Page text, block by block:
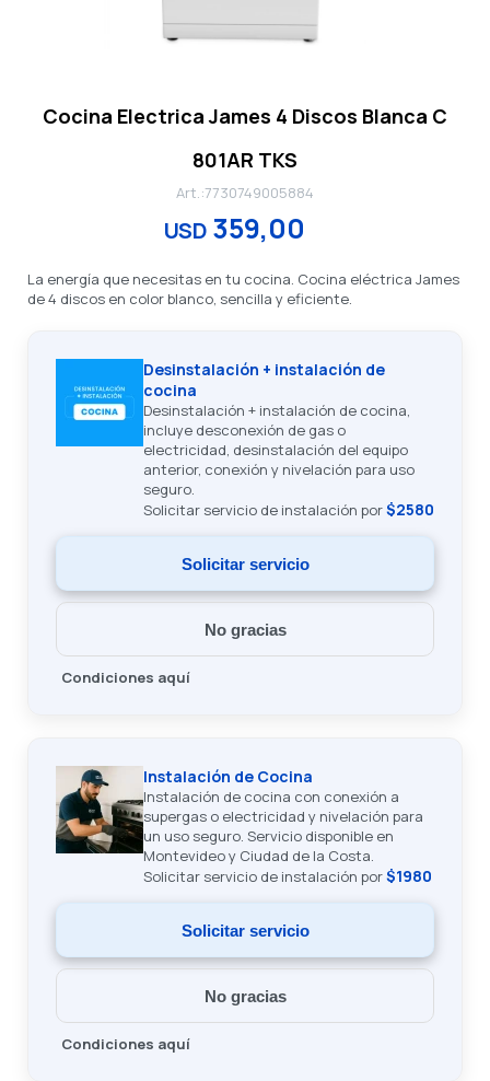
Cocina Electrica James 4 Discos Blanca C
801AR TKS
7730749005884
USD 359,00
La energía que necesitas en tu cocina. Cocina eléctrica James
de 4 discos en color blanco, sencilla y eficiente.
Desinstalación + instalación de
cocina
Desinstalación + instalación de cocina,
incluye desconexión de gas o
electricidad, desinstalación del equipo
anterior, conexión y nivelación para uso
seguro.
Solicitar servicio de instalación por$2580
Solicitar servicio
No gracias
Condiciones aquí
Instalación de Cocina
Instalación de cocina con conexión a
supergas o electricidad y nivelación para
un uso seguro. Servicio disponible en
Montevideo y Ciudad de la Costa.
Solicitar servicio de instalación por$1980
Solicitar servicio
No gracias
Condiciones aquí